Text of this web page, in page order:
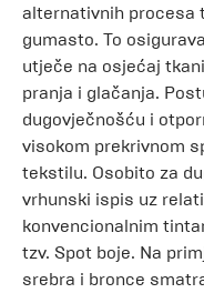
alternativnih procesa
gumasto. To
utječe na osjećaj
pranja i glačanja.
dugovječnošću i
visokom prekrivnom
tekstilu. Osobito za
vrhunski ispis uz
konvencionalnim
tzv. Spot boje. Na
srebra i bronce